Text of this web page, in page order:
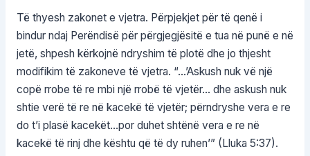
Të thyesh zakonet e vjetra. Përpjekjet për të qenë i
bindur ndaj Perëndisë për përgjegjësitë e tua në punë e në
jetë, shpesh kërkojnë ndryshim të plotë dhe jo thjesht
modifikim të zakoneve të vjetra. “…’Askush nuk vë një
copë rrobe të re mbi një rrobë të vjetër… dhe askush nuk
shtie verë të re në kacekë të vjetër; përndryshe vera e re
do t’i plasë kacekët…por duhet shtënë vera e re në
kacekë të rinj dhe kështu që të dy ruhen’” (Lluka 5:37).